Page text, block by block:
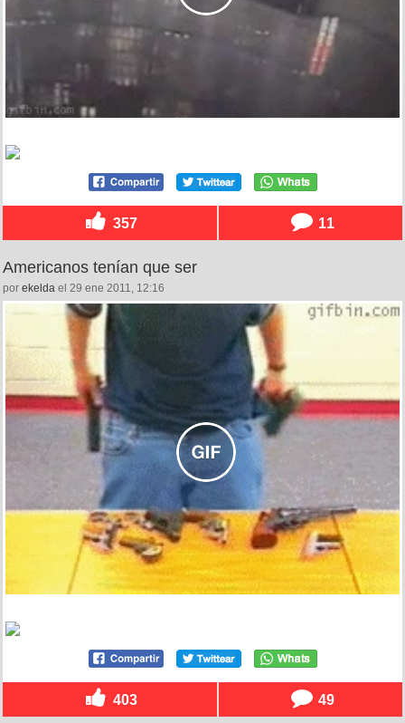
357 11
Americanos tenían que ser
por ekelda el 29 ene 2011, 12:16
403 49